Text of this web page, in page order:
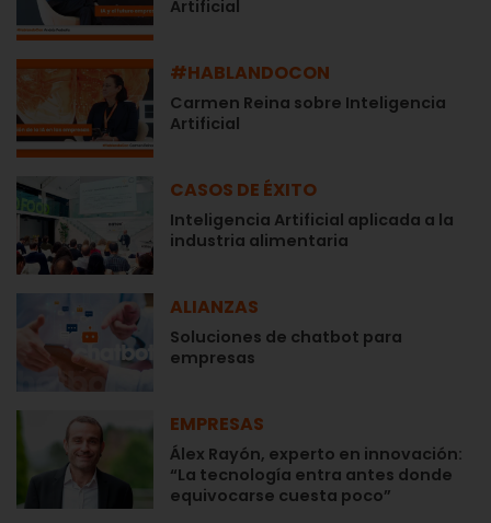
Artificial
#HABLANDOCON
Carmen Reina sobre Inteligencia
Artificial
CASOS DE ÉXITO
Inteligencia Artificial aplicada a la
industria alimentaria
ALIANZAS
Soluciones de chatbot para
empresas
EMPRESAS
Álex Rayón, experto en innovación:
“La tecnología entra antes donde
equivocarse cuesta poco”